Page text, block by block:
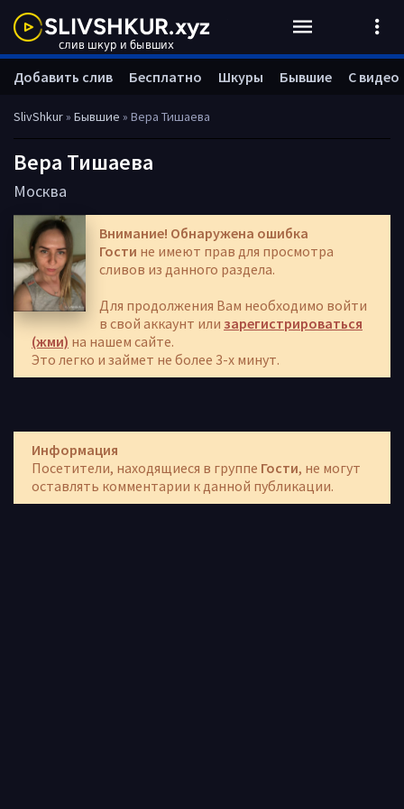
SlivShkur» Бывшие » Вера Тишаева
Вера Тишаева
Москва
Внимание! Обнаружена ошибка
Гости не имеют прав для просмотра
сливов из данного раздела.
Для продолжения Вам необходимо войти
в свой аккаунт или зарегистрироваться
(жми) на нашем сайте.
Это легко и займет не более 3-х минут.
Информация
Посетители, находящиеся в группе Гости, не могут
оставлять комментарии к данной публикации.
Добавить слив Бесплатно Шкуры Бывшие С видео